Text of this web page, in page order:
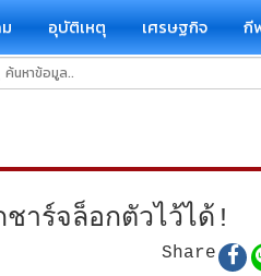
อุบัติเหตุ เศรษฐกิจ กี
าร์จล็อกตัวไว้ได้!
Share